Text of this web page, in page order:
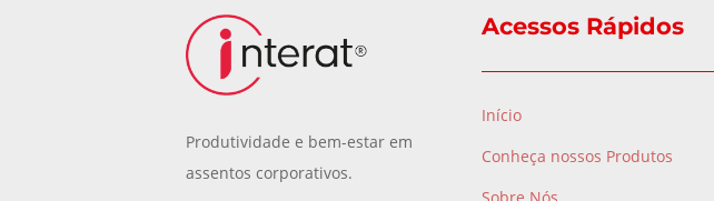
Produtividade e bem-estar em
assentos corporativos.
Acessos Rápidos
Início
Conheça nossos Produtos